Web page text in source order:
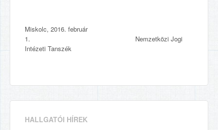
Miskolc, 2016. február
1. Nemzetközi Jogi
Intézeti Tanszék
HALLGATÓI HÍREK